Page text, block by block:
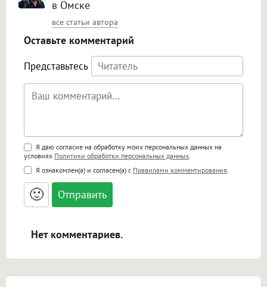
в Омске
все статьи автора
Оставьте комментарий
Представьтесь
Поддержка HTML
<b>, <strong>, <u>, <i>, <em>, <s>, <big>,
<small>, <sup>, <sub>, <pre>, <ul>, <ol>, <li>,
<blockquote>, <code> экранирует HTML,
адреса URL автоматически становятся
ссылками, и [img]адрес[/img] будет
Я даю согласие на обработку моих персональных данных на
условиях Политики обработки персональных данных
Я ознакомлен(а) и согласен(а) с Правилами комментирования
🙂
Нет комментариев.